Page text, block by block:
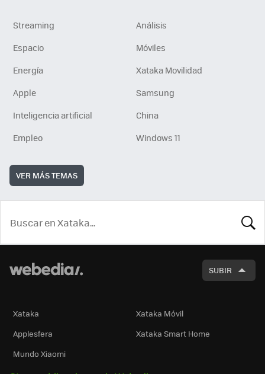
Streaming
Análisis
Espacio
Móviles
Energía
Xataka Movilidad
Apple
Samsung
Inteligencia artificial
China
Empleo
Windows 11
VER MÁS TEMAS
SUBIR
Xataka
Xataka Móvil
Applesfera
Xataka Smart Home
Mundo Xiaomi